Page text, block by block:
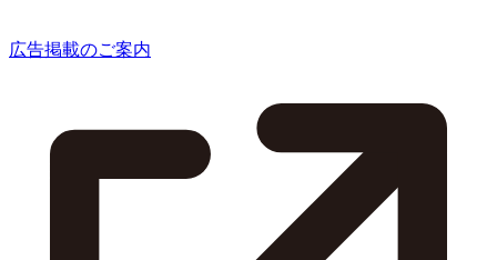
広告掲載のご案内